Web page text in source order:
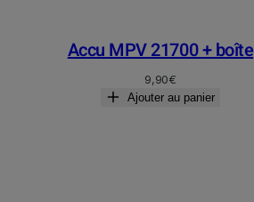
Accu MPV 21700 + boîte
9,90€
Ajouter au panier